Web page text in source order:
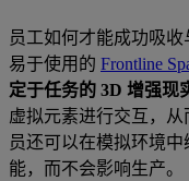
员工如何才能成功吸
易于使用的 Frontline
定于任务的 3D 增强现
虚拟元素进行交互，
员还可以在模拟环境
能，而不会影响生产。